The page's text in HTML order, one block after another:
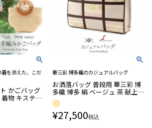
を添えた、こだ
かごバッグ
物 キステオ
天然素材
華三彩 博多織のカジュアルバッグ
お洒落バッグ 普段用 華三彩 博
多織 博多 絹 ベージュ 茶 献上柄
日本製 トート 伝統工芸品 カジ
ュアル
¥27,500税込